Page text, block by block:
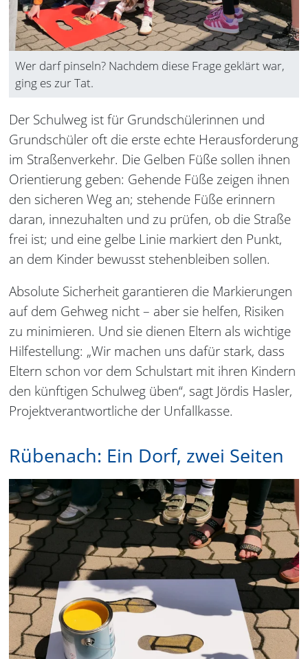
Wer darf pinseln? Nachdem diese Frage geklärt war,
ging es zur Tat.
Der Schulweg ist für Grundschülerinnen und
Grundschüler oft die erste echte Herausforderung
im Straßenverkehr. Die Gelben Füße sollen ihnen
Orientierung geben: Gehende Füße zeigen ihnen
den sicheren Weg an; stehende Füße erinnern
daran, innezuhalten und zu prüfen, ob die Straße
frei ist; und eine gelbe Linie markiert den Punkt,
an dem Kinder bewusst stehenbleiben sollen.
Absolute Sicherheit garantieren die Markierungen
auf dem Gehweg nicht – aber sie helfen, Risiken
zu minimieren. Und sie dienen Eltern als wichtige
Hilfestellung: „Wir machen uns dafür stark, dass
Eltern schon vor dem Schulstart mit ihren Kindern
den künftigen Schulweg üben“, sagt Jördis Hasler,
Projektverantwortliche der Unfallkasse.
Rübenach: Ein Dorf, zwei Seiten